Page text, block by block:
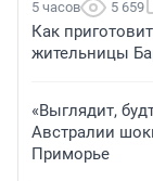
5 часов 5 659
Как
жительницы
«Выглядит,
Австралии
Приморье